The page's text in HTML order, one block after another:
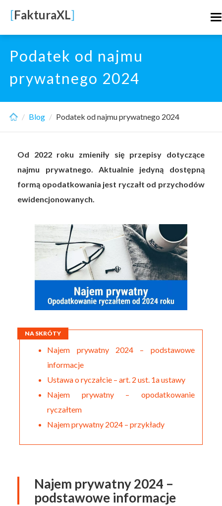
main
content
[FakturaXL]
Podatek od najmu
prywatnego 2024
Blog Podatek od najmu prywatnego 2024
Od 2022 roku zmieniły się przepisy dotyczące
najmu prywatnego. Aktualnie jedyną dostępną
formą opodatkowania jest ryczałt od przychodów
ewidencjonowanych.
NA SKRÓTY
Najem prywatny 2024 – podstawowe
informacje
Ustawa o ryczałcie – art. 2 ust. 1a ustawy
Najem prywatny – opodatkowanie
ryczałtem
Najem prywatny 2024 – przykłady
Najem prywatny 2024 –
podstawowe informacje